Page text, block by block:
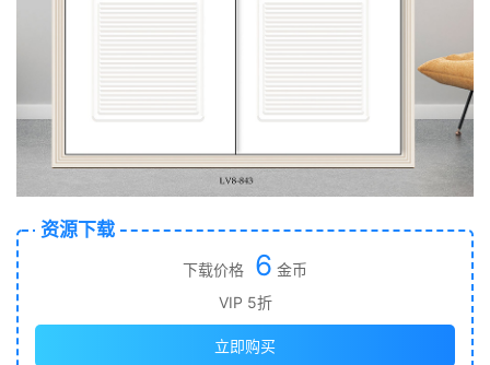
资源下载
下载价格 6 金币
VIP 5折
立即购买